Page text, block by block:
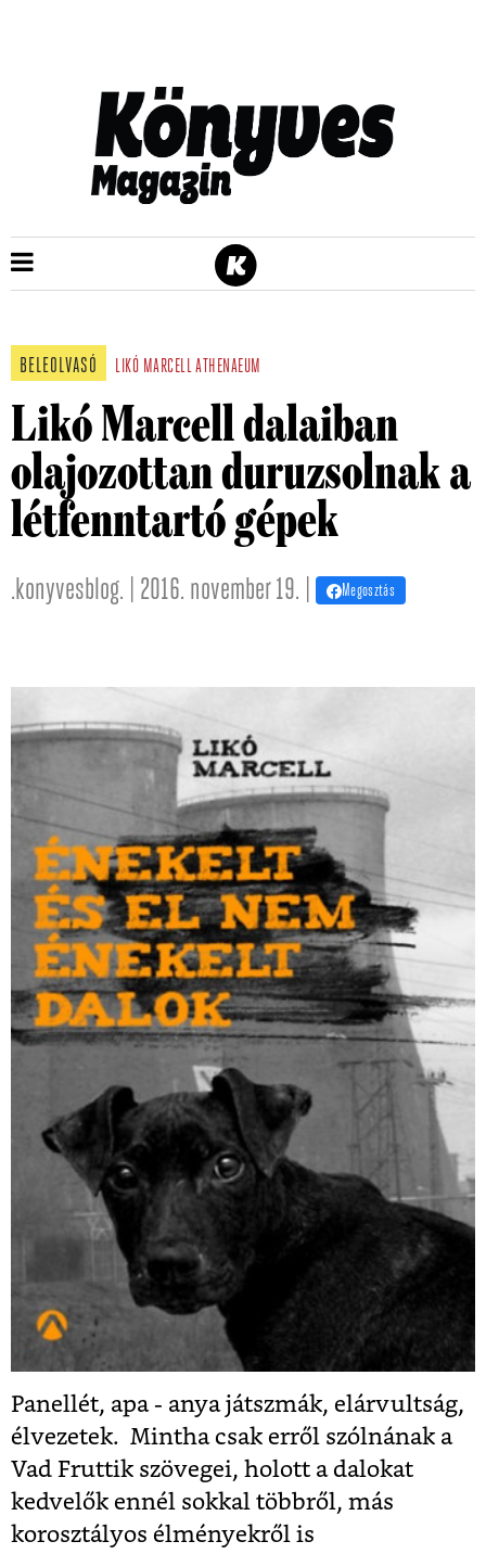
BELEOLVASÓ LIKÓ MARCELLATHENAEUM
Likó Marcell dalaiban
olajozottan duruzsolnak a
létfenntartó gépek
.konyvesblog. | 2016. november 19. | Megosztás
Panellét, apa - anya játszmák, elárvultság,
élvezetek. Mintha csak erről szólnának a
Vad Fruttik szövegei, holott a dalokat
kedvelők ennél sokkal többről, más
korosztályos élményekről is